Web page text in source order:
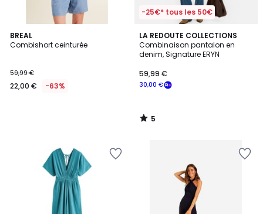
BREAL
Combishort ceinturée
59,99 €
22,00 € -63%
-25€* tous les 50€
LA REDOUTE COLLECTIONS
Combinaison pantalon en
denim, Signature ERYN
30,00 €
59,99 €
5
/
5
5
/